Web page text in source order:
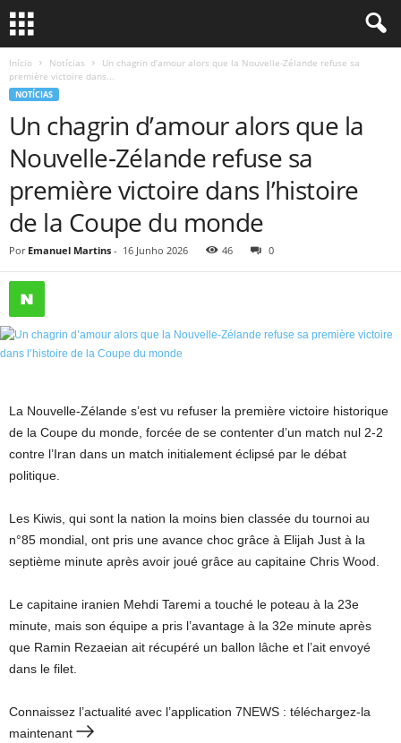
Início Notícias
Un chagrin d’amour alors que la Nouvelle-Zélande refuse sa
première victoire dans...
NOTÍCIAS
Un chagrin d’amour alors que la
Nouvelle-Zélande refuse sa
première victoire dans l’histoire
de la Coupe du monde
Por Emanuel Martins - 16 Junho 2026 46 0
La Nouvelle-Zélande s’est vu refuser la première victoire historique
de la Coupe du monde, forcée de se contenter d’un match nul 2-2
contre l’Iran dans un match initialement éclipsé par le débat
politique.
Les Kiwis, qui sont la nation la moins bien classée du tournoi au
n°85 mondial, ont pris une avance choc grâce à Elijah Just à la
septième minute après avoir joué grâce au capitaine Chris Wood.
Le capitaine iranien Mehdi Taremi a touché le poteau à la 23e
minute, mais son équipe a pris l’avantage à la 32e minute après
que Ramin Rezaeian ait récupéré un ballon lâche et l’ait envoyé
dans le filet.
Connaissez l’actualité avec l’application 7NEWS : téléchargez-la
maintenant